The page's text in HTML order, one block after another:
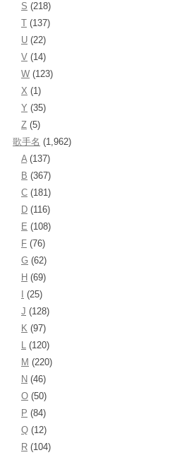
S (218)
T (137)
U (22)
V (14)
W (123)
X (1)
Y (35)
Z (5)
歌手名 (1,962)
A(137)
B (367)
C (181)
D (116)
E (108)
F (76)
G (62)
H (69)
(25)
J (128)
K (97)
L (120)
M (220)
N (46)
O (50)
P (84)
Q (12)
R (104)